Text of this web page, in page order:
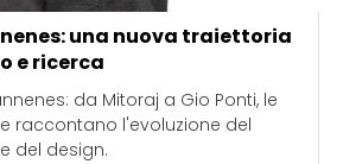
una nuova traiettoria
e ricerca
da Mitoraj a Gio Ponti, le
raccontano l'evoluzione del
del design.